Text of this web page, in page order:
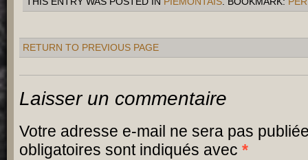
RETURN TO PREVIOUS PAGE
Laisser un commentaire
Votre adresse e-mail ne sera pas
obligatoires sont indiqués avec *